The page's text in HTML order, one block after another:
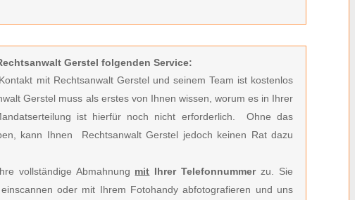
Gerstel folgenden Service:
mit Rechtsanwalt Gerstel und seinem Team ist kostenlos
Gerstel muss als erstes von Ihnen wissen, worum es in Ihrer
ist hierfür noch nicht erforderlich.
Ohne das
kann Ihnen Rechtsanwalt Gerstel jedoch keinen Rat dazu
vollständige Abmahnung mit Ihrer Telefonnummerzu. Sie
oder mit Ihrem Fotohandy abfotografieren und uns